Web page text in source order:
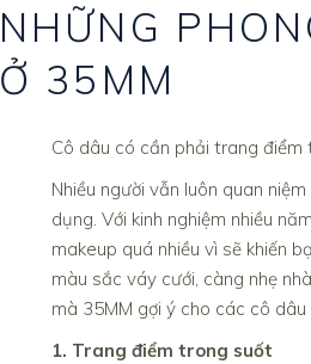
NHỮNG
Ở 35MM
Cô dâu có cần phải trang điểm
Nhiều người vẫn luôn quan
dụng. Với kinh nghiệm nhiều
makeup quá nhiều vì sẽ khiến
màu sắc váy cưới, càng nhẹ
mà 35MM gợi ý cho các cô
1. Trang điểm trong suốt